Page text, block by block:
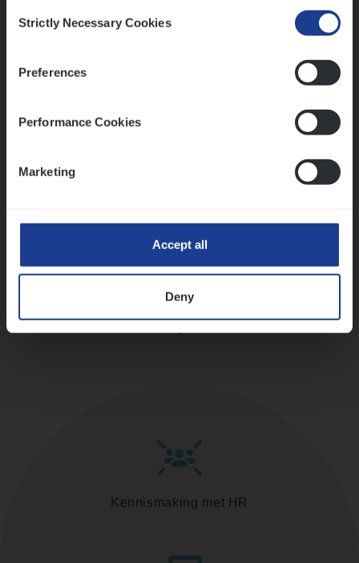
Selection
Strictly Necessary Cookies
Preferences
Performance Cookies
Marketing
Accept all
Deny
Vorige Volgende
Mathias houdt van diepgaande dossiers én droge
Thalia zoekt graag oplossingen, in games én op het
Ons sollicitatieproces
Kennismaking met HR